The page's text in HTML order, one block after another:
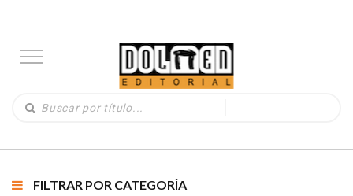
FILTRAR POR CATEGORÍA